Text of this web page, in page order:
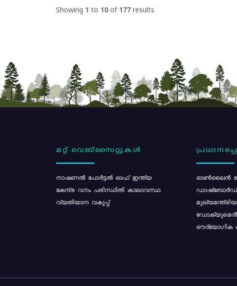
Showing 1 to 10 of 177 results
മറ്റ് വെബ്സൈറ്റുകൾ
നാഷണൽ പോർട്ടൽ ഓഫ് ഇന്ത്യ
കേന്ദ്ര വനം പരിസ്ഥിതി കാലാവസ്ഥ
വ്യതിയാന വകുപ്പ്
ഓൺലൈൻ
ഡാഷ്ബോർഡ്
ഔദ്യോഗിക